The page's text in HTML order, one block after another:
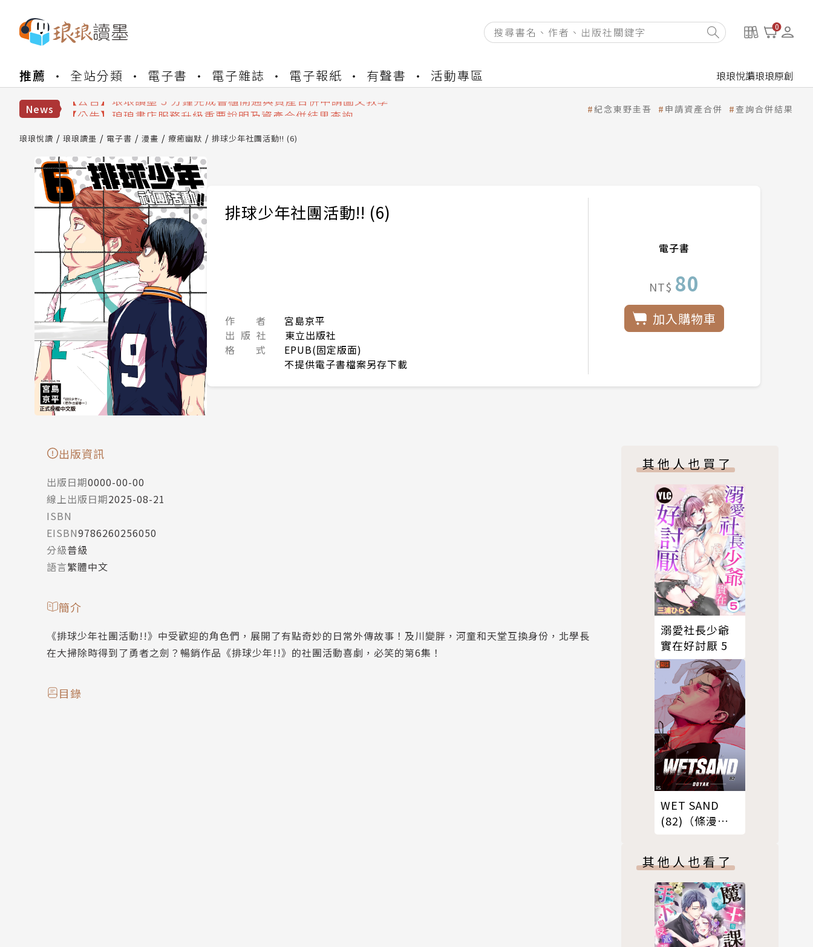
0
推薦 全站分類 電子書 電子雜誌 電子報紙 有聲書 活動專區 琅琅悅讀琅琅原創
News
【公告】琅琅書店服務升級重要說明及資產合併結果查詢
【公告】琅琅讀墨書櫃開通常見問題
【公告】琅琅書店服務升級重要說明及資產合併結果查詢
紀念東野圭吾 申請資產合併 查詢合併結果
琅琅悅讀 琅琅讀墨 電子書 漫畫 療癒幽默 排球少年社團活動!! (6)
排球少年社團活動!! (6)
作 者
宮島京平
出 版 社
東立出版社
格 式
EPUB(固定版面)
不提供電子書檔案另存下載
電子書
NT$ 80
加入購物車
出版資訊
出版日期0000-00-00
線上出版日期2025-08-21
ISBN
EISBN9786260256050
分級普級
語言繁體中文
簡介
《排球少年社團活動!!》中受歡迎的角色們，展開了有點奇妙的日常外傳故事！及川變胖，河童和天堂互換身份，北學長
在大掃除時得到了勇者之劍？暢銷作品《排球少年!!》的社團活動喜劇，必笑的第6集！
目錄
其他人也買了
溺愛社長少爺
實在好討厭 5
WET SAND
(82)（條漫
其他人也看了